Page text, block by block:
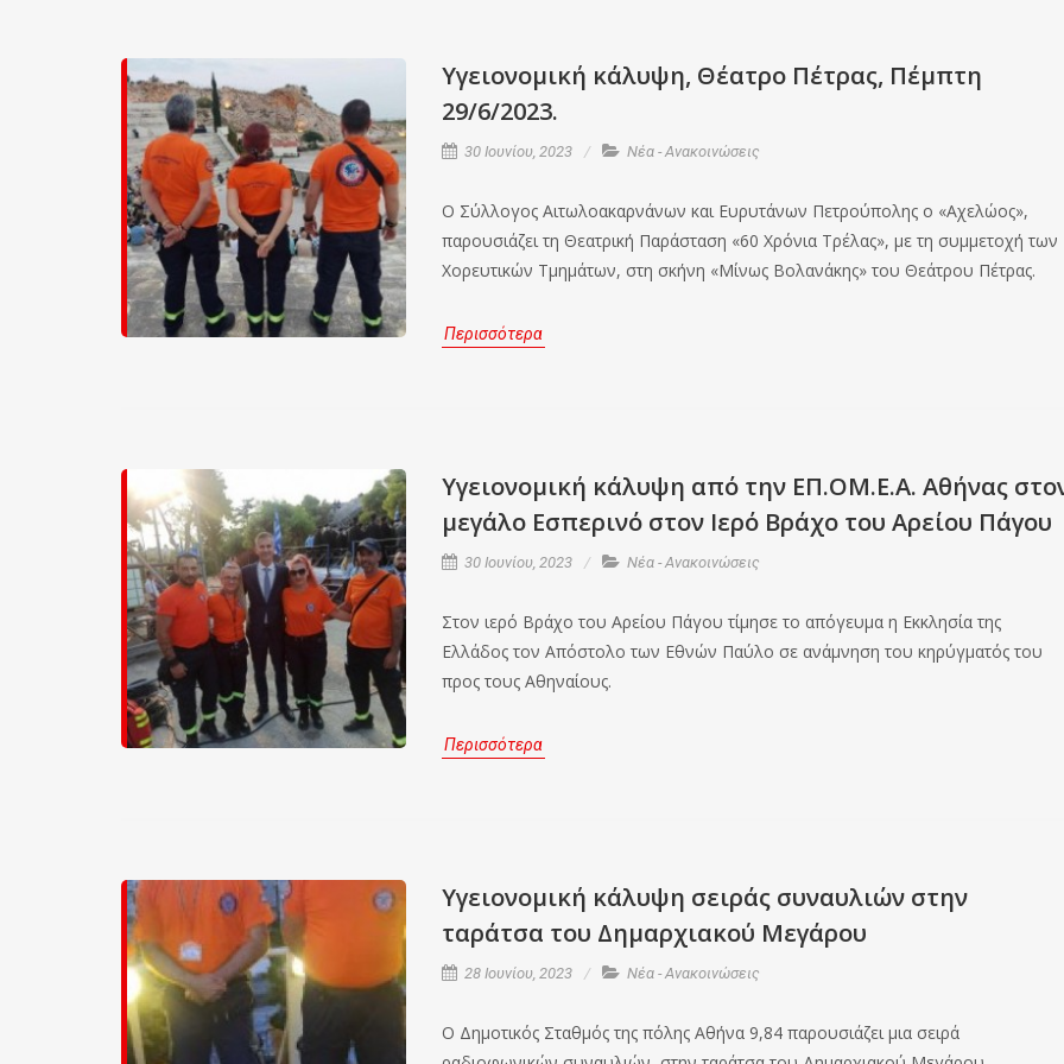
Υγειονομική κάλυψη, Θέατρο Πέτρας, Πέμπτη
29/6/2023.
30 Ιουνίου, 2023 Νέα - Ανακοινώσεις
Ο Σύλλογος Αιτωλοακαρνάνων και Ευρυτάνων Πετρούπολης ο «Αχελώος»,
παρουσιάζει τη Θεατρική Παράσταση «60 Χρόνια Τρέλας», με τη συμμετοχή των
Χορευτικών Τμημάτων, στη σκήνη «Μίνως Βολανάκης» του Θεάτρου Πέτρας.
Περισσότερα
Υγειονομική κάλυψη από την ΕΠ.ΟΜ.Ε.Α. Αθήνας
μεγάλο Εσπερινό στον Ιερό Βράχο του Αρείου Πάγου
30 Ιουνίου, 2023 Νέα - Ανακοινώσεις
Στον ιερό Βράχο του Αρείου Πάγου τίμησε το απόγευμα η Εκκλησία της
Ελλάδος τον Απόστολο των Εθνών Παύλο σε ανάμνηση του κηρύγματός του
προς τους Αθηναίους.
Περισσότερα
Υγειονομική κάλυψη σειράς συναυλιών στην
ταράτσα του Δημαρχιακού Μεγάρου
28 Ιουνίου, 2023 Νέα - Ανακοινώσεις
Ο Δημοτικός Σταθμός της πόλης Αθήνα 9,84 παρουσιάζει μια σειρά